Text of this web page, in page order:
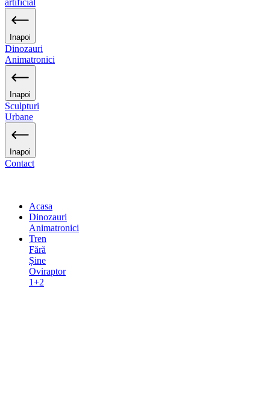
artificial
Inapoi
Dinozauri
Animatronici
Inapoi
Sculpturi
Urbane
Inapoi
Contact
Acasa
Dinozauri
Animatronici
Tren
Fără
Șine
Oviraptor
1+2